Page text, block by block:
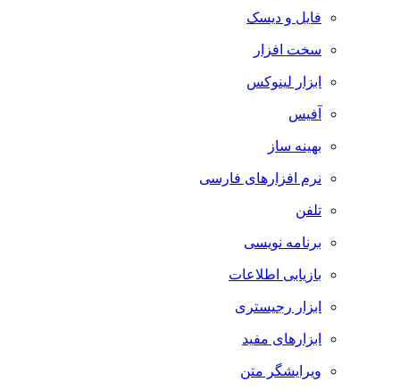
فایل و دیسک
سخت افزار
ابزار لینوکس
آفیس
بهینه ساز
نرم افزارهای فارسی
تلفن
برنامه نویسی
بازیابی اطلاعات
ابزار رجیستری
ابزارهای مفید
ویرایشگر متن